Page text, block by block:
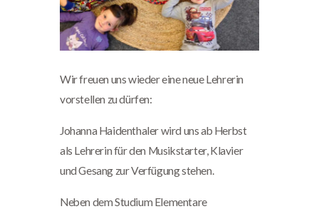
Wir freuen uns wieder eine neue Lehrerin
vorstellen zu dürfen:
Johanna Haidenthaler wird uns ab Herbst
als Lehrerin für den Musikstarter, Klavier
und Gesang zur Verfügung stehen.
Neben dem Studium Elementare